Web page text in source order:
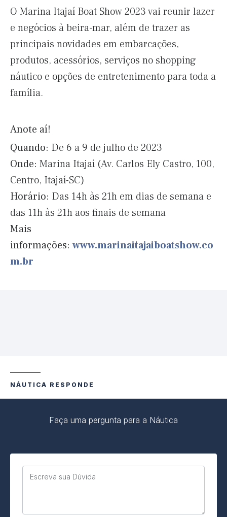
O Marina Itajaí Boat Show 2023 vai reunir lazer
e negócios à beira-mar, além de trazer as
principais novidades em embarcações,
produtos, acessórios, serviços no shopping
náutico e opções de entretenimento para toda a
família.
Anote aí!
Quando: De 6 a 9 de julho de 2023
Onde: Marina Itajaí (Av. Carlos Ely Castro, 100,
Centro, Itajaí-SC)
Horário: Das 14h às 21h em dias de semana e
das 11h às 21h aos finais de semana
Mais
informações: www.marinaitajaiboatshow.co
m.br
NÁUTICA RESPONDE
Faça uma pergunta para a Náutica
Escreva sua Dúvida